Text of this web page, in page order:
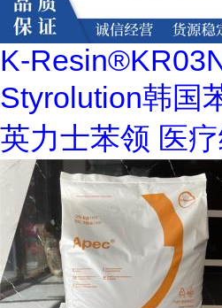
K-
Styrolution韩国
英力士苯领 医